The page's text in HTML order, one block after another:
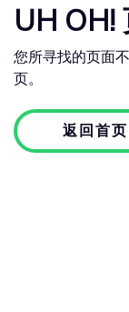
UH OH!
您所寻找的页面
页。
返回首页